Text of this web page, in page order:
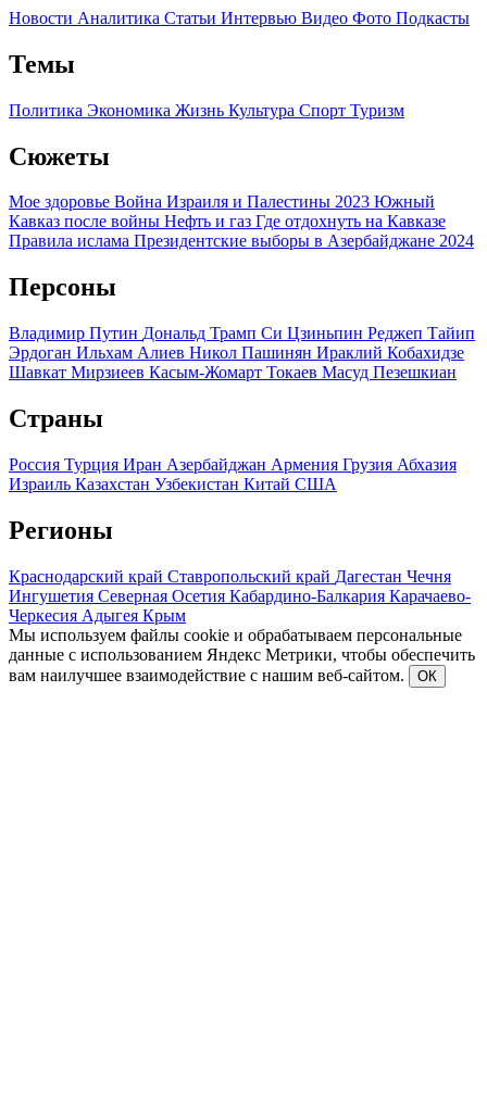
Новости Аналитика Статьи Интервью Видео Фото Подкасты
Темы
Политика Экономика Жизнь Культура Спорт Туризм
Сюжеты
Мое здоровье Война Израиля и Палестины 2023 Южный
Кавказ после войны Нефть и газ Где отдохнуть на Кавказе
Правила ислама Президентские выборы в Азербайджане 2024
Персоны
Владимир Путин Дональд Трамп Си Цзиньпин Реджеп Тайип
Эрдоган Ильхам Алиев Никол Пашинян Ираклий Кобахидзе
Шавкат Мирзиеев Касым-Жомарт Токаев Масуд Пезешкиан
Страны
Россия Турция Иран Азербайджан Армения Грузия Абхазия
Израиль Казахстан Узбекистан Китай США
Регионы
Краснодарский край Ставропольский край Дагестан Чечня
Ингушетия Северная Осетия Кабардино-Балкария Карачаево-
Черкесия Адыгея Крым
Мы используем файлы cookie и обрабатываем персональные
данные с использованием Яндекс Метрики, чтобы обеспечить
вам наилучшее взаимодействие с нашим веб-сайтом.
ОК